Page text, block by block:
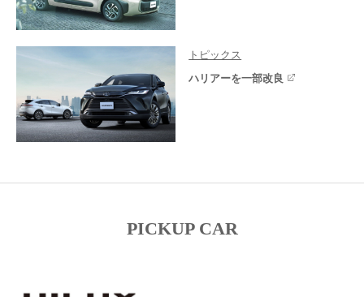
トピックス
ハリアーを一部改良
PICKUP CAR